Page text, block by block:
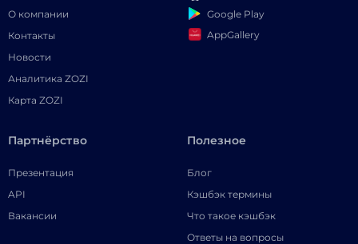
О компании
Контакты
Новости
Аналитика ZOZI
Карта ZOZI
Google Play
AppGallery
Партнёрство
Презентация
API
Вакансии
Полезное
Блог
Кэшбэк термины
Что такое кэшбэк
Ответы на вопросы